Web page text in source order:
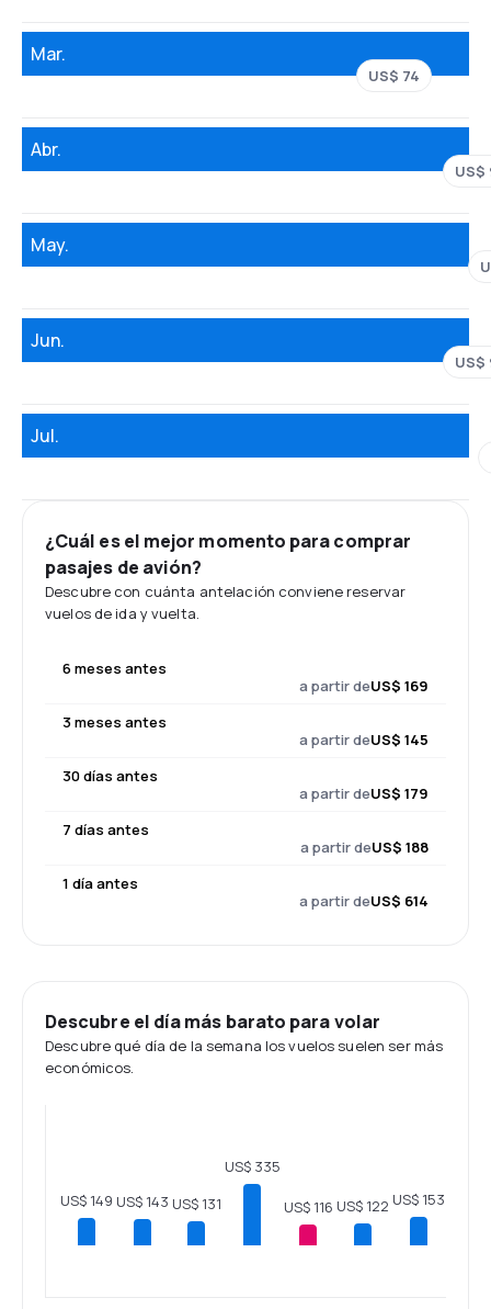
Mar.
US$ 74
Abr.
US$
May.
Jun.
US$
Jul.
¿Cuál es el mejor momento para comprar
pasajes de avión?
Descubre con cuánta antelación conviene reservar
vuelos de ida y vuelta.
6 meses antes
a partir deUS$ 169
3 meses antes
a partir deUS$ 145
30 días antes
a partir deUS$ 179
7 días antes
a partir deUS$ 188
1 día antes
a partir deUS$ 614
Descubre el día más barato para volar
Descubre qué día de la semana los vuelos suelen ser más
económicos.
US$ 149 US$ 143 US$ 131
US$ 335
US$ 116 US$ 122 US$ 153